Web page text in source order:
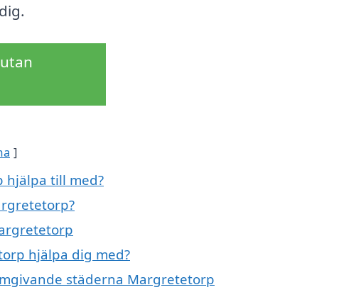
hjälpa till med?
hjälpa dig med?
städerna Margretetorp